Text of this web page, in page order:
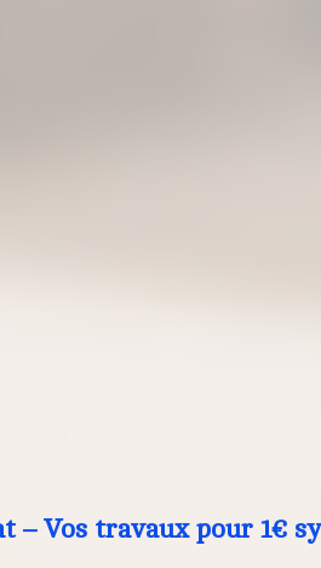
– Vos travaux pour 1€